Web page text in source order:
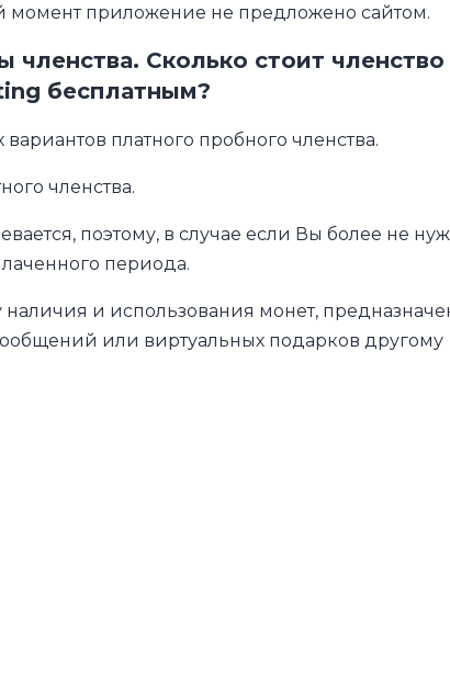
момент приложение не предложено сайтом.
Сколько стоит членство
бесплатным?
платного пробного членства.
членства.
поэтому, в случае если Вы более не
периода.
и использования монет,
или виртуальных подарков другому